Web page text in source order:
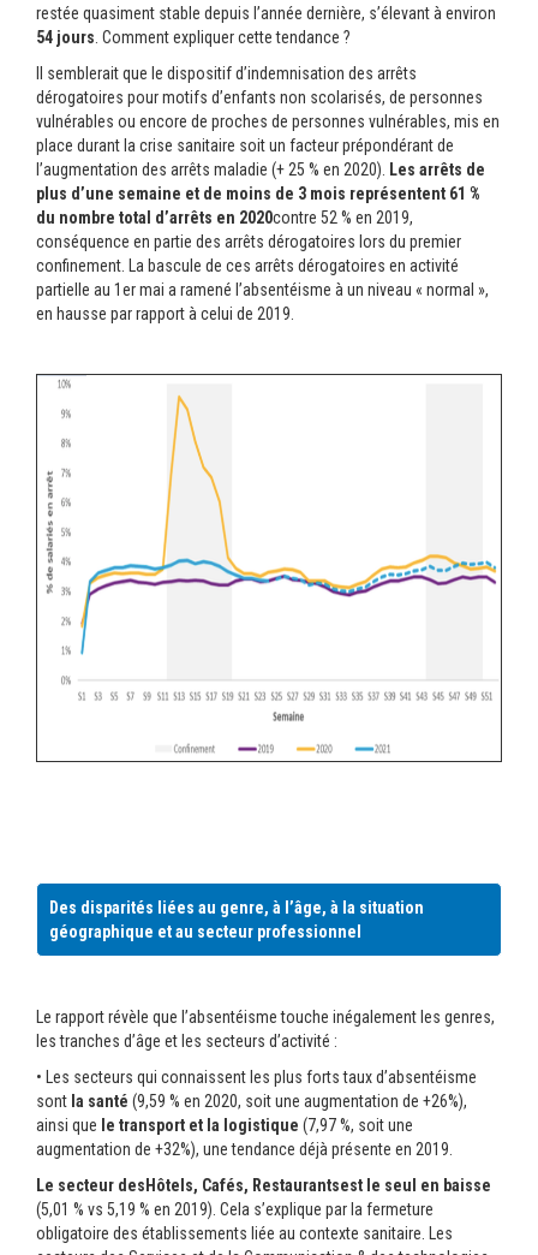
restée quasiment stable depuis l’année dernière, s’élevant à environ
54 jours . Comment expliquer cette tendance ?
Il semblerait que le dispositif d’indemnisation des arrêts
dérogatoires pour motifs d’enfants non scolarisés, de personnes
vulnérables ou encore de proches de personnes vulnérables, mis en
place durant la crise sanitaire soit un facteur prépondérant de
l’augmentation des arrêts maladie (+ 25 % en 2020).
Les arrêts de
plus d’une semaine et de moins de 3 mois représentent 61 %
du nombre total d’arrêts en 2020contre 52 % en 2019,
conséquence en partie des arrêts dérogatoires lors du premier
confinement. La bascule de ces arrêts dérogatoires en activité
partielle au 1er mai a ramené l’absentéisme à un niveau « normal »,
en hausse par rapport à celui de 2019.
Des disparités liées au genre, à l’âge, à la situation
géographique et au secteur professionnel
Le rapport révèle que l’absentéisme touche inégalement les genres,
les tranches d’âge et les secteurs d’activité :
• Les secteurs qui connaissent les plus forts taux d’absentéisme
sont la santé (9,59 % en 2020, soit une augmentation de +26%),
ainsi que le transport et la logistique (7,97 %, soit une
augmentation de +32%), une tendance déjà présente en 2019.
Le secteur desHôtels, Cafés, Restaurantsest le seul en baisse
(5,01 % vs 5,19 % en 2019). Cela s’explique par la fermeture
obligatoire des établissements liée au contexte sanitaire. Les